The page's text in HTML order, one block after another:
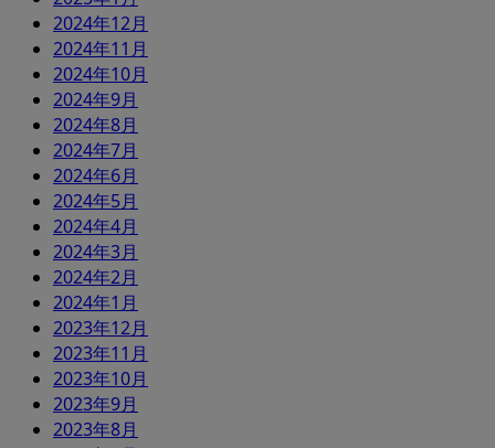
2024年12月
2024年11月
2024年10月
2024年9月
2024年8月
2024年7月
2024年6月
2024年5月
2024年4月
2024年3月
2024年2月
2024年1月
2023年12月
2023年11月
2023年10月
2023年9月
2023年8月